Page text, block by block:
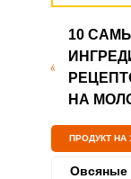
10
НА
ПРОДУКТ НА
Овсяные